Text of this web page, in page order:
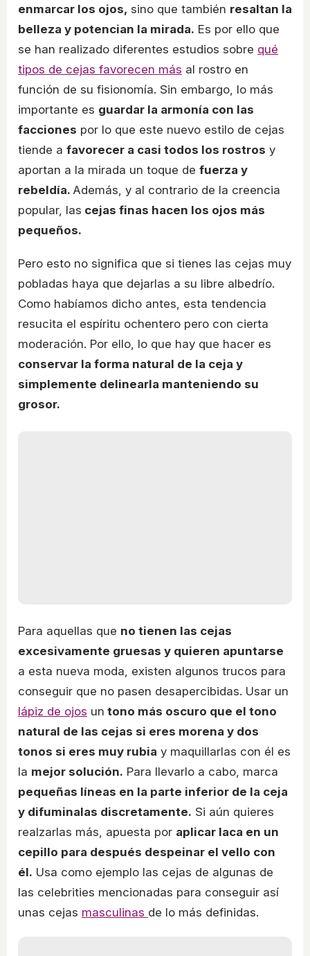
enmarcar los ojos, sino que también resaltan la
belleza y potencian la mirada. Es por ello que
se han realizado diferentes estudios sobre qué
tipos de cejas favorecen más al rostro en
función de su fisionomía. Sin embargo, lo más
importante es guardar la armonía con las
facciones por lo que este nuevo estilo de cejas
tiende a favorecer a casi todos los rostros y
aportan a la mirada un toque de fuerza y
rebeldía. Además, y al contrario de la creencia
popular, las cejas finas hacen los ojos más
pequeños.
Pero esto no significa que si tienes las cejas muy
pobladas haya que dejarlas a su libre albedrío.
Como habíamos dicho antes, esta tendencia
resucita el espíritu ochentero pero con cierta
moderación. Por ello, lo que hay que hacer es
conservar la forma natural de la ceja y
simplemente delinearla manteniendo su
grosor.
Para aquellas que no tienen las cejas
excesivamente gruesas y quieren apuntarse
a esta nueva moda, existen algunos trucos para
conseguir que no pasen desapercibidas. Usar un
lápiz de ojos un tono más oscuro que el tono
natural de las cejas si eres morena y dos
tonos si eres muy rubia y maquillarlas con él es
la mejor solución. Para llevarlo a cabo, marca
pequeñas líneas en la parte inferior de la ceja
y difuminalas discretamente. Si aún quieres
realzarlas más, apuesta por aplicar laca en un
cepillo para después despeinar el vello con
él. Usa como ejemplo las cejas de algunas de
las celebrities mencionadas para conseguir así
unas cejas masculinas de lo más definidas.